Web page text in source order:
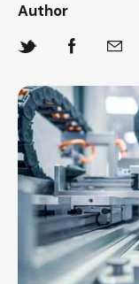
Author